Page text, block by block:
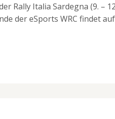
Rally Italia Sardegna (9. –
der eSports WRC findet